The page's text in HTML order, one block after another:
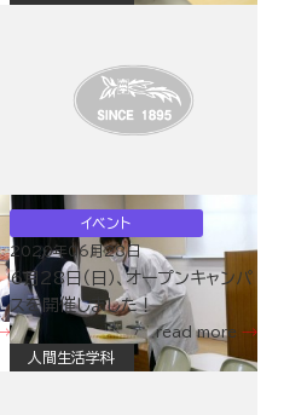
イベント
2020年06月28日
6月28日（日）、オープンキャンパ
スを開催しました！
read more
人間生活学科